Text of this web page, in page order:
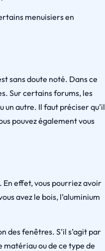
menuisiers en
sans doute noté. Dans ce
Sur certains forums, les
un autre. Il faut préciser qu’il
pouvez également vous
effet, vous pourriez avoir
avez le bois, l’aluminium
fenêtres. S’il s’agit par
matériau ou de ce type de